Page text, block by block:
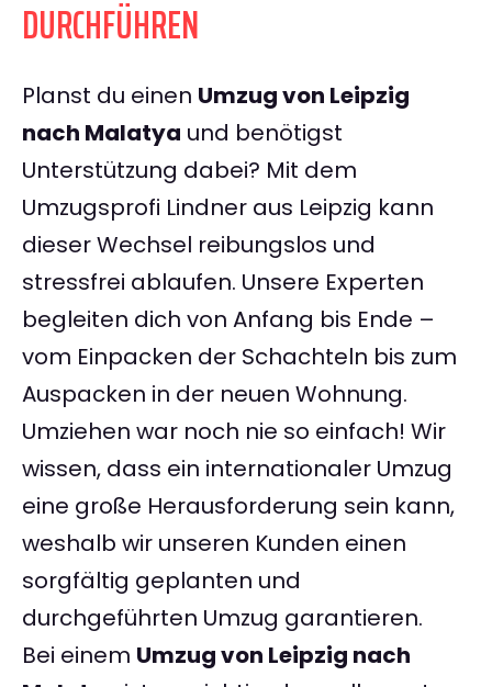
DURCHFÜHREN
Planst du einen Umzug von Leipzig
nach Malatya und benötigst
Unterstützung dabei? Mit dem
Umzugsprofi Lindner aus Leipzig kann
dieser Wechsel reibungslos und
stressfrei ablaufen. Unsere Experten
begleiten dich von Anfang bis Ende –
vom Einpacken der Schachteln bis zum
Auspacken in der neuen Wohnung.
Umziehen war noch nie so einfach! Wir
wissen, dass ein internationaler Umzug
eine große Herausforderung sein kann,
weshalb wir unseren Kunden einen
sorgfältig geplanten und
durchgeführten Umzug garantieren.
Bei einem Umzug von Leipzig nach